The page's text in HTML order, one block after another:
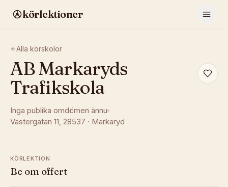
körlektioner
Alla körskolor
AB Markaryds
Trafikskola
Inga publika omdömen ännu
Västergatan 11, 28537 · Markaryd
KÖRLEKTION
Be om offert